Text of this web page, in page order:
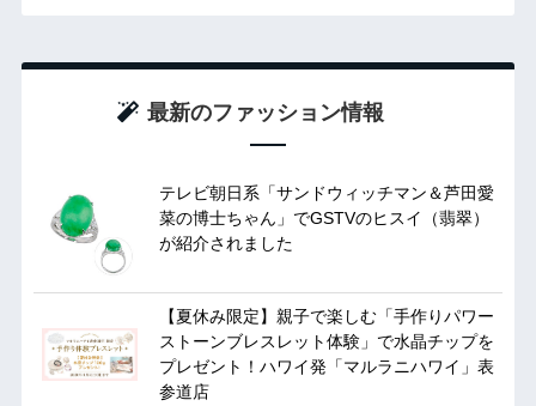
最新のファッション情報
テレビ朝日系「サンドウィッチマン＆芦田愛
菜の博士ちゃん」でGSTVのヒスイ（翡翠）
が紹介されました
【夏休み限定】親子で楽しむ「手作りパワー
ストーンブレスレット体験」で水晶チップを
プレゼント！ハワイ発「マルラニハワイ」表
参道店